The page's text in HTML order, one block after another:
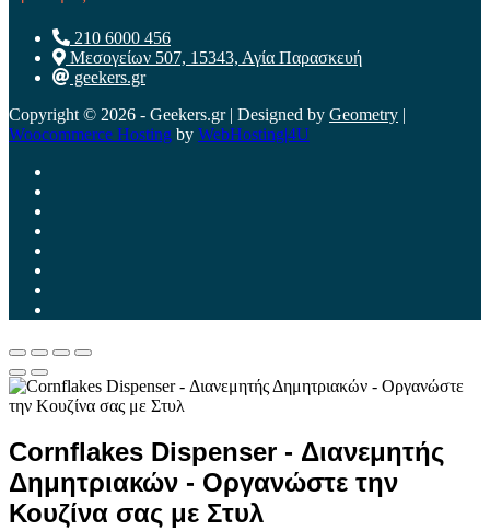
210 6000 456
Μεσογείων 507, 15343, Αγία Παρασκευή
geekers.gr
Copyright © 2026 - Geekers.gr | Designed by Geometry |
Woocommerce Hosting by WebHosting|4U
Cornflakes Dispenser - Διανεμητής
Δημητριακών - Οργανώστε την
Κουζίνα σας με Στυλ